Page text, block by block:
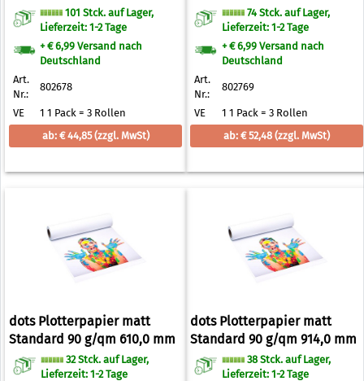
101 Stck. auf Lager,
Lieferzeit: 1-2 Tage
+ € 6,99 Versand nach
Deutschland
Art.
Nr.:
802678
VE
1 1 Pack = 3 Rollen
ab: € 44,85(zzgl. MwSt)
74 Stck. auf Lager,
Lieferzeit: 1-2 Tage
+ € 6,99 Versand nach
Deutschland
Art.
Nr.:
802769
VE
1 1 Pack = 3 Rollen
ab: € 52,48 (zzgl. MwSt)
dots Plotterpapier matt
Standard 90 g/qm 610,0 mm
x 50,0 m
32 Stck. auf Lager,
Lieferzeit: 1-2 Tage
dots Plotterpapier matt
Standard 90 g/qm 914,0 mm
x 50,0 m
38 Stck. auf Lager,
Lieferzeit: 1-2 Tage